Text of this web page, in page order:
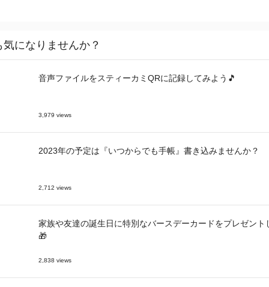
になりませんか？
音声ファイルをスティーカミQRに記録してみよう🎵
3,979 views
2023年の予定は『いつからでも手帳』書き込みませんか？
2,712 views
家族や友達の誕生日に特別なバースデーカードをプレゼント
🎁
2,838 views